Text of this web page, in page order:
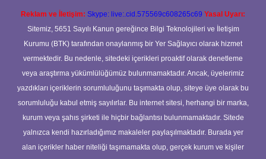
Reklam ve İletişim: Skype: live:.cid.575569c608265c69 Yasal Uyarı:
Sitemiz, 5651 Sayılı Kanun gereğince Bilgi Teknolojileri ve İletişim
Kurumu (BTK) tarafından onaylanmış bir Yer Sağlayıcı olarak hizmet
vermektedir. Bu nedenle, sitedeki içerikleri proaktif olarak denetleme
veya araştırma yükümlülüğümüz bulunmamaktadır. Ancak, üyelerimiz
yazdıkları içeriklerin sorumluluğunu taşımakta olup, siteye üye olarak bu
sorumluluğu kabul etmiş sayılırlar. Bu internet sitesi, herhangi bir marka,
kurum veya şahıs şirketi ile hiçbir bağlantısı bulunmamaktadır. Sitede
yalnızca kendi hazırladığımız makaleler paylaşılmaktadır. Burada yer
alan içerikler haber niteliği taşımamakta olup, gerçek kurum ve kişiler